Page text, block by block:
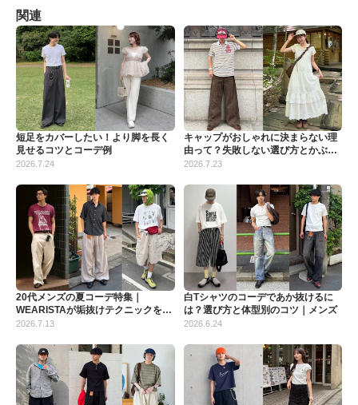
関連
短足をカバーしたい！より脚を長く
見せるコツとコーデ例
2026.7.24
キャップがおしゃれに決まらない理
由って？失敗しない選び方とかぶり
方
2026.7.23
20代メンズの夏コーデ特集｜
WEARISTAが垢抜けテクニックを解
説
2026.7.13
白Tシャツのコーデであか抜けるに
は？選び方と体型別のコツ｜メンズ
2026.6.24